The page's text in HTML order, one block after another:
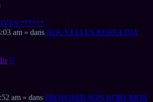
******
am » dans NOUVELLES KORULDIA
am » dans PROPOSER SON KORUMON